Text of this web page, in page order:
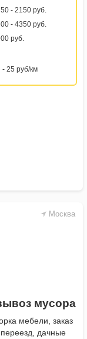
- 2150 руб.
- 4350 руб.
руб.
- 25 руб/км
Москва
мусора
мебели, заказ
дачные